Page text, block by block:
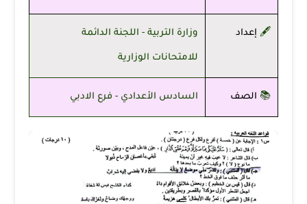
🖋️ إعداد وزارة التربية - اللجنة الدائمة
للامتحانات الوزارية
📚 الصف السادس الأعدادي - فرع الادبي